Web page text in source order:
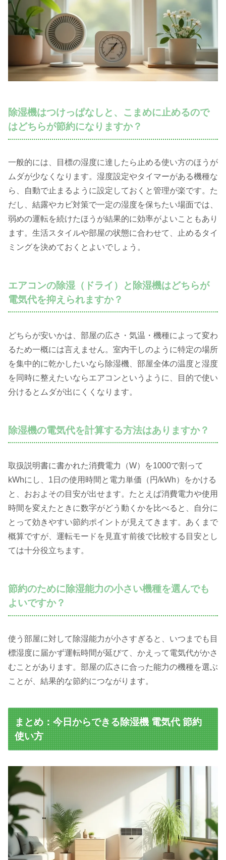
除湿機はつけっぱなしと、こまめに止めるので
はどちらが節約になりますか？
一般的には、目標の湿度に達したら止める使い方のほうが
ムダが少なくなります。湿度設定やタイマーがある機種な
ら、自動で止まるように設定しておくと管理が楽です。た
だし、結露やカビ対策で一定の湿度を保ちたい場面では、
弱めの運転を続けたほうが結果的に効率がよいこともあり
ます。生活スタイルや部屋の状態に合わせて、止めるタイ
ミングを決めておくとよいでしょう。
エアコンの除湿（ドライ）と除湿機はどちらが
電気代を抑えられますか？
どちらが安いかは、部屋の広さ・気温・機種によって変わ
るため一概には言えません。室内干しのように特定の場所
を集中的に乾かしたいなら除湿機、部屋全体の温度と湿度
を同時に整えたいならエアコンというように、目的で使い
分けるとムダが出にくくなります。
除湿機の電気代を計算する方法はありますか？
取扱説明書に書かれた消費電力（W）を1000で割って
kWhにし、1日の使用時間と電力単価（円/kWh）をかける
と、おおよその目安が出せます。たとえば消費電力や使用
時間を変えたときに数字がどう動くかを比べると、自分に
とって効きやすい節約ポイントが見えてきます。あくまで
概算ですが、運転モードを見直す前後で比較する目安とし
ては十分役立ちます。
節約のために除湿能力の小さい機種を選んでも
よいですか？
使う部屋に対して除湿能力が小さすぎると、いつまでも目
標湿度に届かず運転時間が延びて、かえって電気代がかさ
むことがあります。部屋の広さに合った能力の機種を選ぶ
ことが、結果的な節約につながります。
まとめ：今日からできる除湿機 電気代 節約
使い方